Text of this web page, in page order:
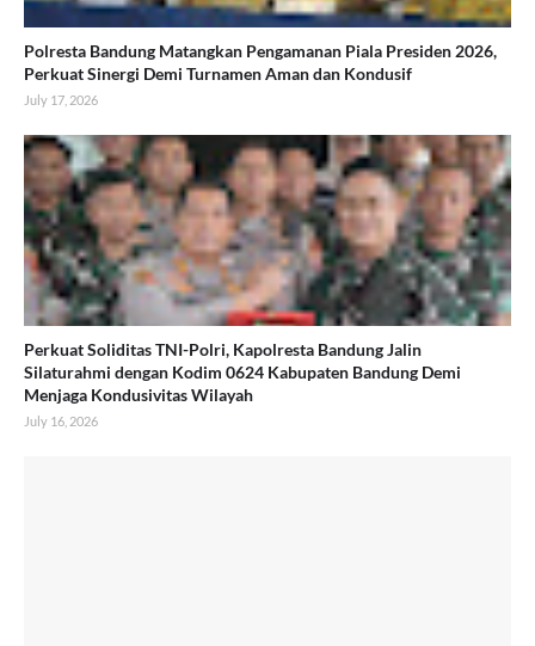
Polresta Bandung Matangkan Pengamanan Piala Presiden 2026,
Perkuat Sinergi Demi Turnamen Aman dan Kondusif
July 17, 2026
Perkuat Soliditas TNI-Polri, Kapolresta Bandung Jalin
Silaturahmi dengan Kodim 0624 Kabupaten Bandung Demi
Menjaga Kondusivitas Wilayah
July 16, 2026